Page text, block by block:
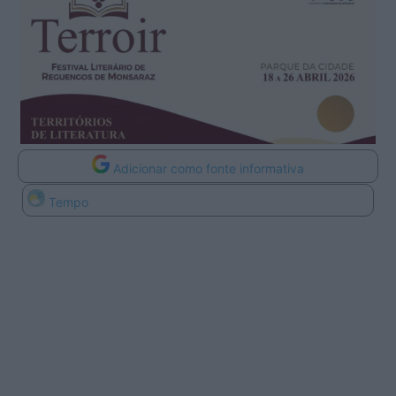
Adicionar como fonte informativa
Tempo